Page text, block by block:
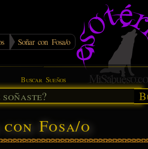
Soñar con Fosa/o
Buscar Sueños
Fosa/o